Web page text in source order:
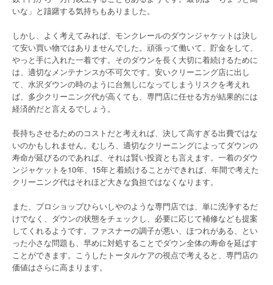
いな」と躊躇する気持ちもありました。
しかし、よく考えてみれば、モンクレールのダウンジャケットは決し
て安い買い物ではありませんでした。頑張って働いて、貯金をして、
やっと手に入れた一着です。そのダウンを長く大切に着続けるために
は、適切なメンテナンスが不可欠です。安いクリーニング店に出し
て、水沢ダウンの時のように台無しになってしまうリスクを考えれ
ば、多少クリーニング代が高くても、専門店に任せる方が結果的には
経済的だと言えるでしょう。
長持ちさせるためのコストだと考えれば、決して高すぎる出費ではな
いのかもしれません。むしろ、適切なクリーニングによってダウンの
寿命が延びるのであれば、それは賢い投資とも言えます。一着のダウ
ンジャケットを10年、15年と着続けることができれば、年間で考えた
クリーニング代はそれほど大きな負担ではなくなります。
また、プロショップひらいしやのような専門店では、単に洗浄するだ
けでなく、ダウンの状態をチェックし、必要に応じて補修なども提案
してくれるようです。ファスナーの調子が悪い、ほつれがある、とい
った小さな問題も、早めに対処することでダウン全体の寿命を延ばす
ことができます。こうしたトータルケアの視点で考えると、専門店の
価値はさらに高まります。